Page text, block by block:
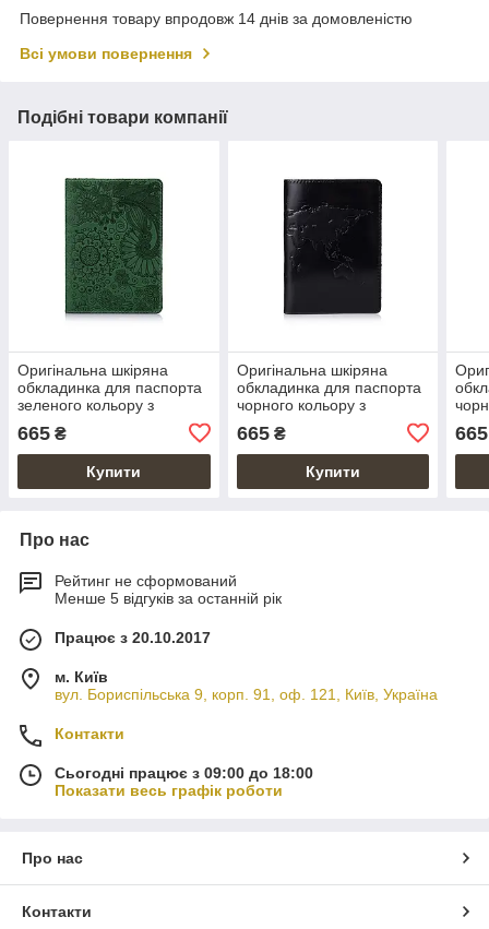
Повернення товару впродовж 14 днів за домовленістю
Всі умови повернення
Подібні товари компанії
Оригінальна шкіряна
обкладинка для паспорта
зеленого кольору з
"Mehendi Art"
665 ₴
Купити
Оригінальна шкіряна
обкладинка для паспорта
чорного кольору з
"World Map"
665₴
Купити
Art"
665
Про нас
Рейтинг не сформований
Менше 5 відгуків за останній рік
Працює з 20.10.2017
м. Київ
вул. Бориспільська 9, корп. 91, оф. 121, Київ, Україна
Контакти
Сьогодні працює з 09:00 до 18:00
Показати весь графік роботи
Про нас
Контакти